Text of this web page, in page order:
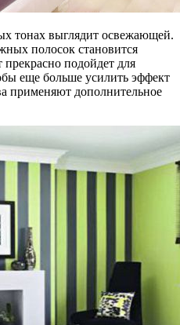
тонах выглядит освежающей.
полосок становится
подойдет для
еще больше усилить эффект
применяют дополнительное